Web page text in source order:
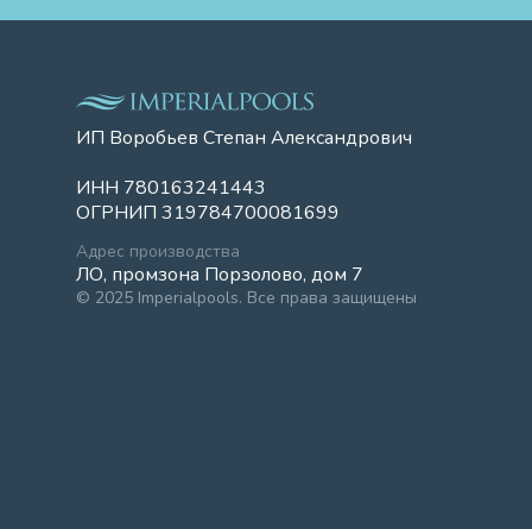
ИП Воробьев Степан Александрович
ИНН 780163241443
ОГРНИП 319784700081699
Адрес производства
ЛО, промзона Порзолово, дом 7
© 2025 Imperialpools. Все права защищены